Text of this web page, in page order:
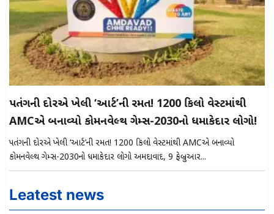
પતંગની દોરીએ ખેલી ‘આર્ટ’ની રમત! 1200 કિલો વેસ્ટમાંથી
AMCએ બનાવ્યો કોમનવેલ્થ ગેમ્સ-2030નો ધમાકેદાર લોગો!
પતંગની દોરીએ ખેલી ‘આર્ટ’ની રમત! 1200 કિલો વેસ્ટમાંથી AMCએ બનાવ્યો
કોમનવેલ્થ ગેમ્સ-2030નો ધમાકેદાર લોગો અમદાવાદ, 9 ફેબ્રુઆરી...
Leatest news